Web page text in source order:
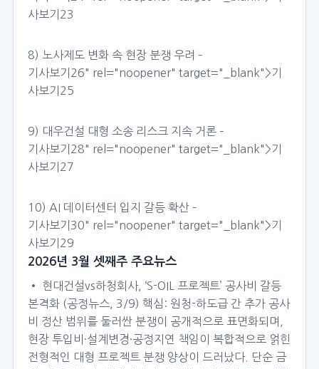
사보기23
8) 노사제도 변화 속 현장 분쟁 우려 –
기사보기26" rel="noopener" target="_blank">기
사보기25
9) 대우건설 대형 소송 리스크 지속 거론 –
기사보기28" rel="noopener" target="_blank">기
사보기27
10) AI 데이터센터 입지 갈등 확산 –
기사보기30" rel="noopener" target="_blank">기
사보기29
2026년 3월 셋째주 주요뉴스
• 현대건설vs하청회사, ‘S-OIL 프로젝트’ 공사비 갈등
본격화 (공정뉴스, 3/9) 핵심: 원청-하도급 간 추가 공사
비 정산 범위를 둘러싼 분쟁이 공개적으로 표면화되며,
현장 투입비·설계변경·공정지연 책임이 복합적으로 얽힌
전형적인 대형 프로젝트 분쟁 양상이 드러났다. 단순 금